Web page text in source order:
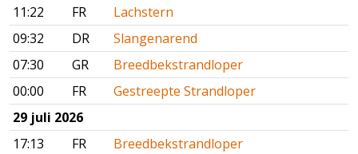
11:22
FR
Lachstern
09:32
DR
Slangenarend
07:30
GR
Breedbekstrandloper
00:00
FR
Gestreepte Strandloper
29 juli 2026
17:13
FR
Breedbekstrandloper